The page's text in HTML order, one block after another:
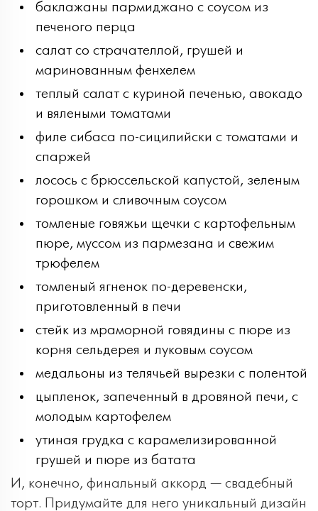
баклажаны пармиджано с соусом из
печеного перца
салат со страчателлой, грушей и
маринованным фенхелем
теплый салат с куриной печенью, авокадо
и вялеными томатами
филе сибаса по-сицилийски с томатами и
спаржей
лосось с брюссельской капустой, зеленым
горошком и сливочным соусом
томленые говяжьи щечки с картофельным
пюре, муссом из пармезана и свежим
трюфелем
томленый ягненок по-деревенски,
приготовленный в печи
стейк из мраморной говядины с пюре из
корня сельдерея и луковым соусом
медальоны из телячьей вырезки с полентой
цыпленок, запеченный в дровяной печи, с
молодым картофелем
утиная грудка с карамелизированной
грушей и пюре из батата
И, конечно, финальный аккорд — свадебный
торт. Придумайте для него уникальный дизайн